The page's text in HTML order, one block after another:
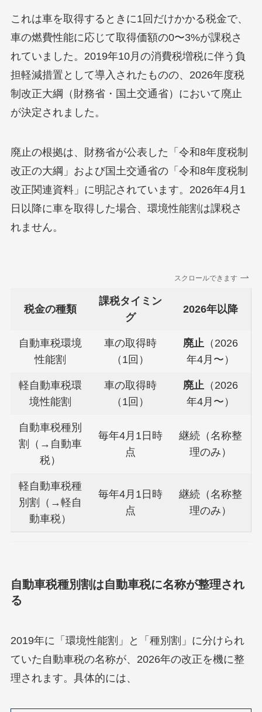
これは車を取得するときに1回だけかかる税金で、
車の燃費性能に応じて取得価額の0〜3%が課税さ
れていました。2019年10月の消費税増税に伴う負
担軽減措置として導入されたものの、2026年度税
制改正大綱（財務省・国土交通省）において廃止
が決定されました。
廃止の根拠は、財務省が公表した「令和8年度税制
改正の大綱」および国土交通省の「令和8年度税制
改正関連資料」に明記されています。2026年4月1
日以降に車を取得した場合、環境性能割は課税さ
れません。
スクロールできます
税金の種類
課税タイミン
グ
2026年以降
自動車税環境
性能割
車の取得時
（1回）
廃止 （2026
年4月〜）
軽自動車税環
境性能割
車の取得時
（1回）
廃止 （2026
年4月〜）
自動車税種別
割（→自動車
税）
毎年4月1日時
点
継続（名称整
理のみ）
軽自動車税種
別割（→軽自
動車税）
毎年4月1日時
点
継続（名称整
理のみ）
自動車税種別割は自動車税に名称が整理され
る
2019年に「環境性能割」と「種別割」に分けられ
ていた自動車税の名称が、2026年の改正を機に整
理されます。具体的には、